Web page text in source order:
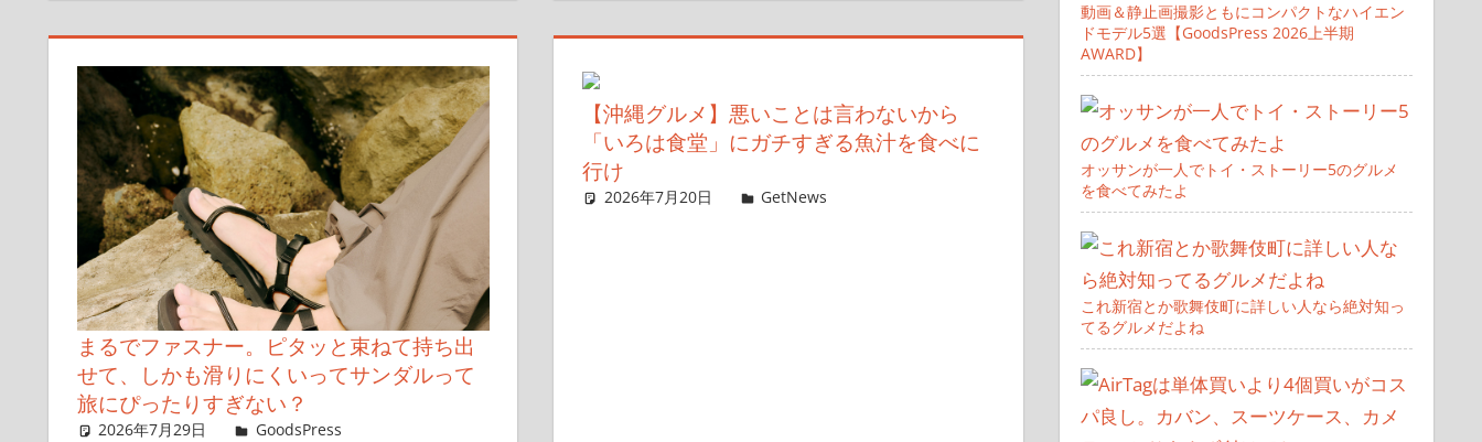
まるでファスナー。ピタッと束ねて持ち出
せて、しかも滑りにくいってサンダルって
旅にぴったりすぎない？
2026年7月29日 GoodsPress Web
GoodsPress
【沖縄グルメ】悪いことは言わないから
「いろは食堂」にガチすぎる魚汁を食べに
行け
2026年7月20日 ガジェ通ウェブライター
GetNews
動画＆静止画撮影ともにコンパクトなハイエン
ドモデル5選【GoodsPress 2026上半期
AWARD】
オッサンが一人でトイ・ストーリー5のグルメ
を食べてみたよ
これ新宿とか歌舞伎町に詳しい人なら絶対知っ
てるグルメだよね